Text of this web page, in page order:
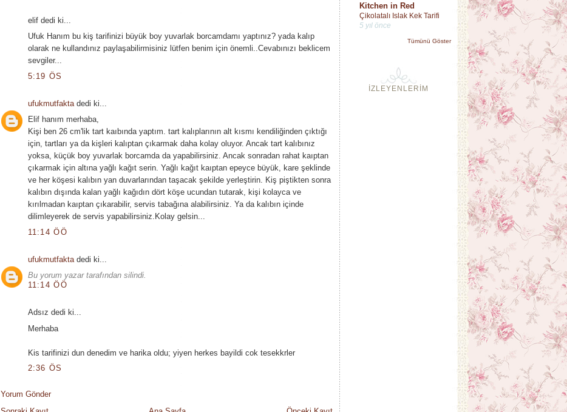
Kitchen in Red
Çikolatalı Islak Kek Tarifi
5 yıl önce
Tümünü Göster
İZLEYENLERİM
elif dedi ki...
Ufuk Hanım bu kiş tarifinizi büyük boy yuvarlak borcamdamı yaptınız? yada kalıp
olarak ne kullandınız paylaşabilirmisiniz lütfen benim için önemli..Cevabınızı beklicem
sevgiler...
5:19 ÖS
ufukmutfaktadedi ki...
Elif hanım merhaba,
Kişi ben 26 cm'lik tart kaıbında yaptım. tart kalıplarının alt kısmı kendiliğinden çıktığı
için, tartları ya da kişleri kalıptan çıkarmak daha kolay oluyor. Ancak tart kalıbınız
yoksa, küçük boy yuvarlak borcamda da yapabilirsiniz. Ancak sonradan rahat kaıptan
çıkarmak için altına yağlı kağıt serin. Yağlı kağıt kaıptan epeyce büyük, kare şeklinde
ve her köşesi kalıbın yan duvarlarından taşacak şekilde yerleştirin. Kiş piştikten sonra
kalıbın dışında kalan yağlı kağıdın dört köşe ucundan tutarak, kişi kolayca ve
kırılmadan kaıptan çıkarabilir, servis tabağına alabilirsiniz. Ya da kalıbın içinde
dilimleyerek de servis yapabilirsiniz.Kolay gelsin...
11:14 ÖÖ
ufukmutfaktadedi ki...
Bu yorum yazar tarafından silindi.
11:14 ÖÖ
Adsız dedi ki...
Merhaba
Kis tarifinizi dun denedim ve harika oldu; yiyen herkes bayildi cok tesekkrler
2:36 ÖS
Yorum Gönder